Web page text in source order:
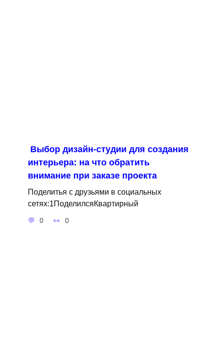
Выбор дизайн-студии для создания
интерьера: на что обратить
внимание при заказе проекта
Поделитья с друзьями в социальных
сетях:1ПоделилсяКвартирный
0 0